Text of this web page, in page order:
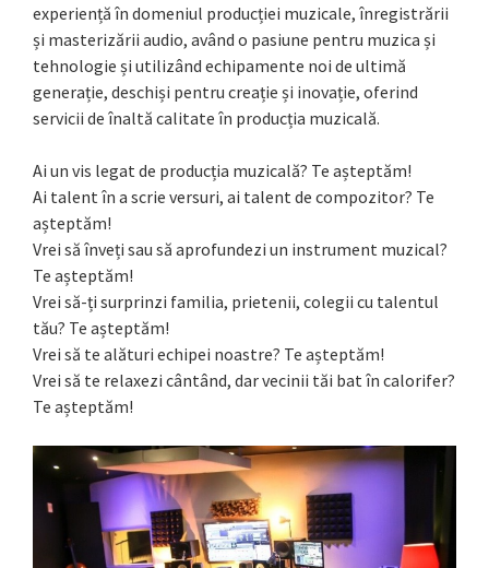
experiență în domeniul producției muzicale, înregistrării
și masterizării audio, având o pasiune pentru muzica și
tehnologie și utilizând echipamente noi de ultimă
generație, deschiși pentru creație și inovație, oferind
servicii de înaltă calitate în producția muzicală.
Ai un vis legat de producția muzicală? Te așteptăm!
Ai talent în a scrie versuri, ai talent de compozitor? Te
așteptăm!
Vrei să înveți sau să aprofundezi un instrument muzical?
Te așteptăm!
Vrei să-ți surprinzi familia, prietenii, colegii cu talentul
tău? Te așteptăm!
Vrei să te alături echipei noastre? Te așteptăm!
Vrei să te relaxezi cântând, dar vecinii tăi bat în calorifer?
Te așteptăm!